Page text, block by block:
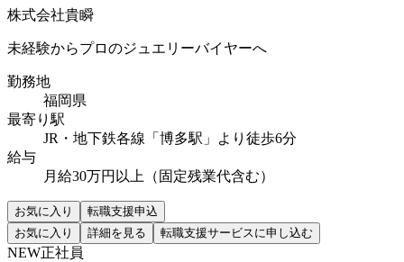
株式会社貴瞬
未経験からプロのジュエリーバイヤーへ
勤務地
福岡県
最寄り駅
JR・地下鉄各線「博多駅」より徒歩6分
給与
月給30万円以上（固定残業代含む）
お気に入り
転職支援申込
お気に入り
詳細を見る 転職支援サービスに申し込む
NEW正社員